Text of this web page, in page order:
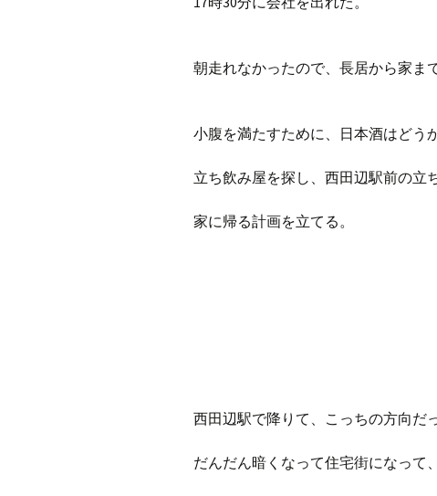
朝走れなかったので、長居から家ま
小腹を満たすために、日本酒はどうか
立ち飲み屋を探し、西田辺駅前の立
家に帰る計画を立てる。
西田辺駅で降りて、こっちの方向だ
だんだん暗くなって住宅街になって、